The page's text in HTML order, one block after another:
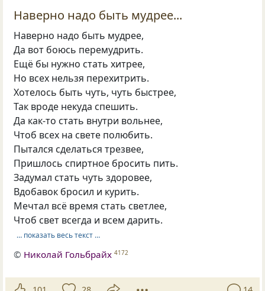
Наверно надо быть мудрее...
Наверно надо быть мудрее,
Да вот боюсь перемудрить.
Ещё бы нужно стать хитрее,
Но всех нельзя перехитрить.
Хотелось быть чуть, чуть быстрее,
Так вроде некуда спешить.
Да как-то стать внутри вольнее,
Чтоб всех на свете полюбить.
Пытался сделаться трезвее,
Пришлось спиртное бросить пить.
Задумал стать чуть здоровее,
Вдобавок бросил и курить.
Мечтал всё время стать светлее,
Чтоб свет всегда и всем дарить.
… показать весь текст …
© Николай Гольбрайх 4172